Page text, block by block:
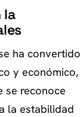
la
ha convertido
y económico,
se reconoce
la estabilidad